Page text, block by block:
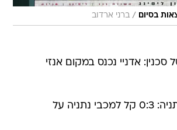
בסיום / ברני ארדוב
סכנין: אדניי נכנס במקום אנזי
סיום המשחק בנתניה: 0:3 קל למכבי נתניה על